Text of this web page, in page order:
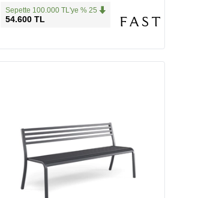
Sepette 100.000 TL'ye % 25
54.600 TL